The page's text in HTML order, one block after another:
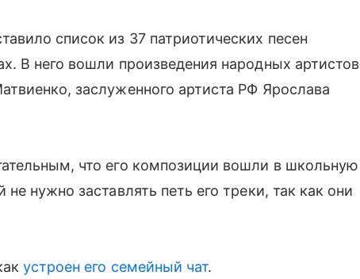
список из 37 патриотических песен
В него вошли произведения народных артистов
заслуженного артиста РФ Ярослава
что его композиции вошли в школьную
нужно заставлять петь его треки, так как они
устроен его семейный чат.